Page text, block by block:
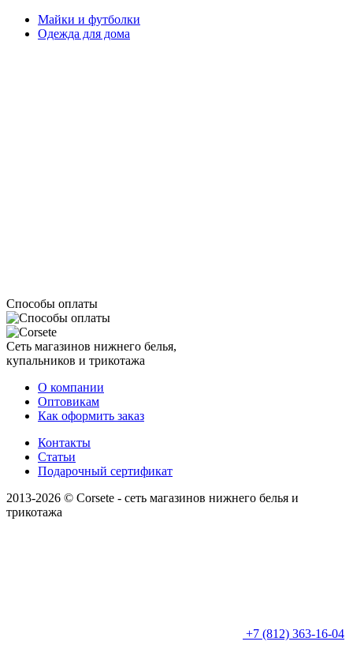
Майки и футболки
Одежда для дома
Способы оплаты
Сеть магазинов нижнего белья,
купальников и трикотажа
О компании
Оптовикам
Как оформить заказ
Контакты
Статьи
Подарочный сертификат
2013-2026 © Corsete - сеть магазинов нижнего белья и
трикотажа
+7 (812) 363-16-04